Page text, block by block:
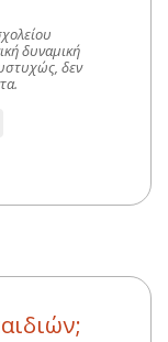
δυναμική
δεν